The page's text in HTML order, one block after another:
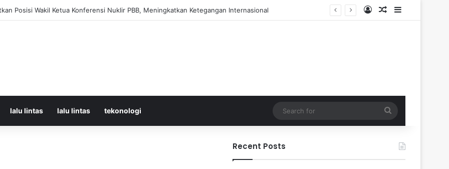
Kecelakaan KRL dan KA Argo Bromo di Bekasi Timur, 14 Meninggal dan 84 Terluka Log InRandom Article
Sidebar
lalu lintas lalu lintas tekonologi
for
Recent Posts